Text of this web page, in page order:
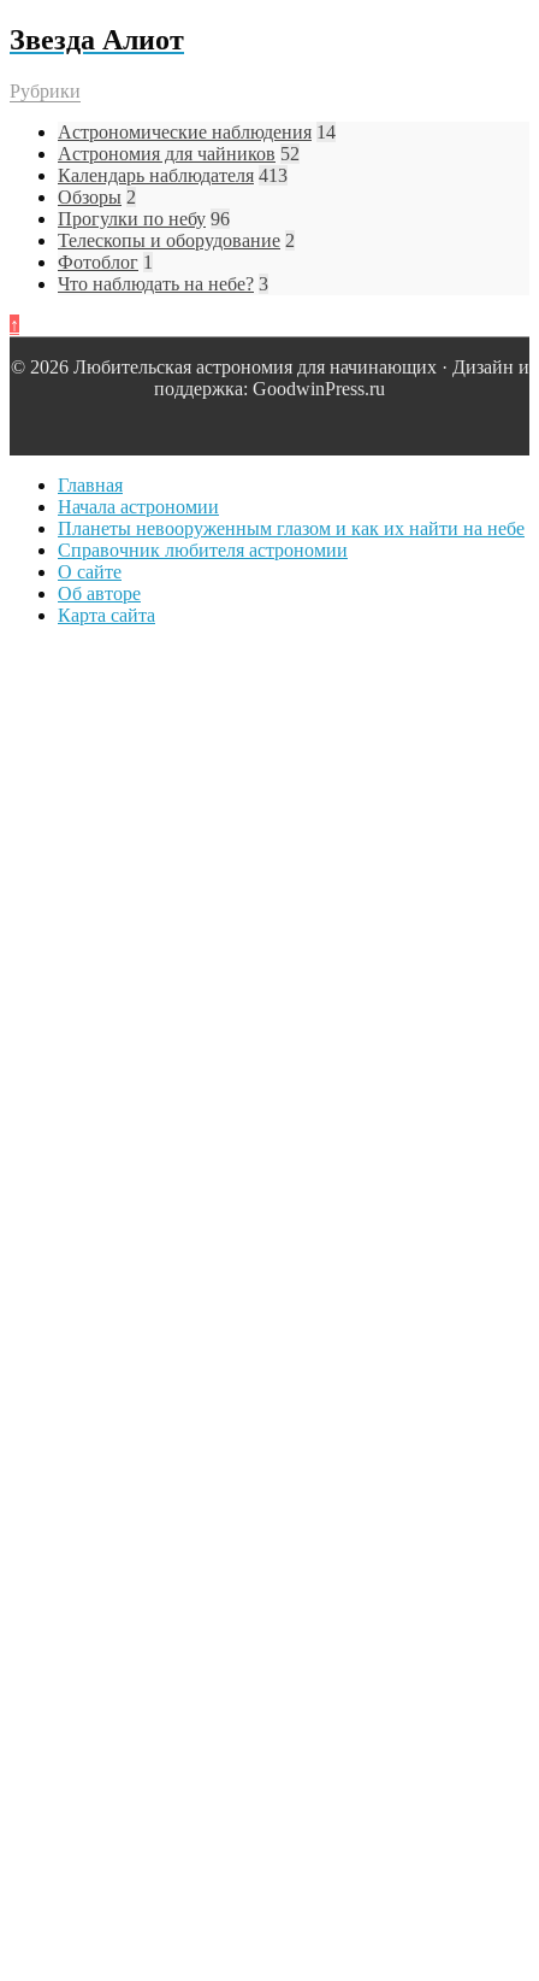
Звезда Алиот
Рубрики
Астрономические наблюдения 14
Астрономия для чайников 52
Календарь наблюдателя 413
Обзоры 2
Прогулки по небу 96
Телескопы и оборудование 2
Фотоблог 1
Что наблюдать на небе? 3
↑
© 2026 Любительская астрономия для начинающих · Дизайн и
поддержка: GoodwinPress.ru
Главная
Начала астрономии
Планеты невооруженным глазом и как их найти на небе
Справочник любителя астрономии
О сайте
Об авторе
Карта сайта